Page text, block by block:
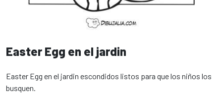
Easter Egg en el jardin
Easter Egg en el jardin escondidos listos para que los niños los
busquen.